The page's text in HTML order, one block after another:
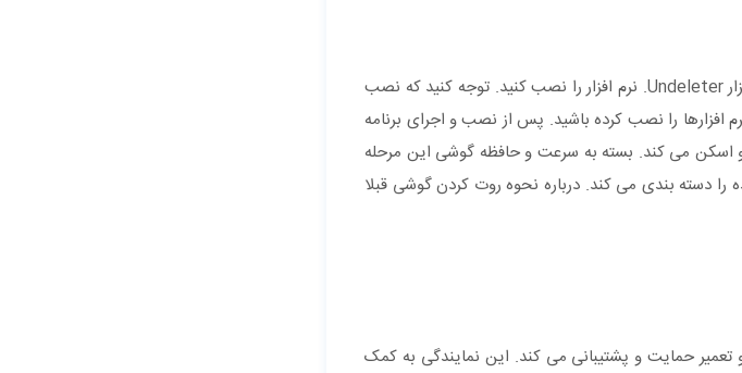
آموزش ریکاوری گوشی های اندرویدی به کمک روت هم به نرم افزار های مخصوص نیاز دارد. مثلا نرم افزار Undeleter. نرم افزار را نصب کنید. توجه کنید که نصب
افزارها را نصب کرده باشید. پس از نصب و اجرای برنامه
و اسکن می کند. بسته به سرعت و حافظه گوشی این مرحله
شده را دسته بندی می کند. درباره نحوه روت کردن گوشی قبلا
حمایت و پشتیبانی می کند. این نمایندگی به کمک